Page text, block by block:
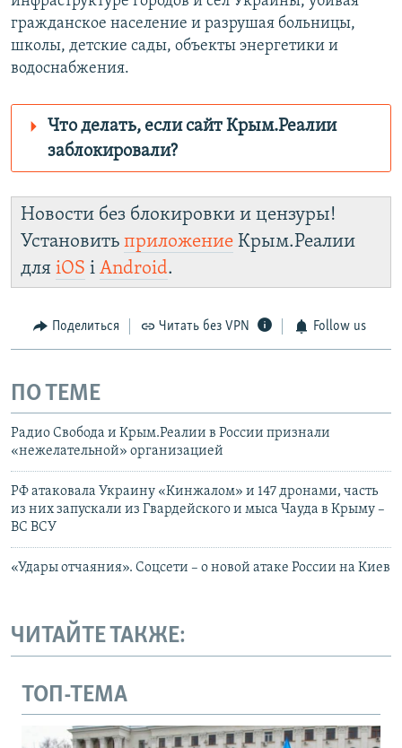
гражданское население и разрушая больницы,
школы, детские сады, объекты энергетики и
водоснабжения.
Что делать, если сайт Крым.Реалии
заблокировали?
Крым.Реалии
зеркального сайта:
https://d3dfhuxm2n0q8b.cloudfront.net/
установить VPN
Новости без блокировки и цензуры!
Установить приложение Крым.Реалии
для iOS і Android.
Поделиться Читать без VPN Follow us
ПО ТЕМЕ
Радио Свобода и Крым.Реалии в России признали
«нежелательной» организацией
РФ атаковала Украину «Кинжалом» и 147 дронами, часть
из них запускали из Гвардейского и мыса Чауда в Крыму –
ВС ВСУ
«Удары отчаяния». Соцсети – о новой атаке России на Киев
ЧИТАЙТЕ ТАКЖЕ:
ТОП-ТЕМА